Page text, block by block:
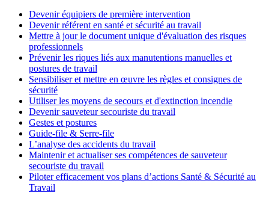
Devenir équipiers de première intervention
Devenir référent en santé et sécurité au travail
Mettre à jour le document unique d'évaluation des risques
professionnels
Prévenir les riques liés aux manutentions manuelles et
postures de travail
Sensibiliser et mettre en œuvre les règles et consignes de
sécurité
Utiliser les moyens de secours et d'extinction incendie
Devenir sauveteur secouriste du travail
Gestes et postures
Guide-file & Serre-file
L’analyse des accidents du travail
Maintenir et actualiser ses compétences de sauveteur
secouriste du travail
Piloter efficacement vos plans d’actions Santé & Sécurité au
Travail